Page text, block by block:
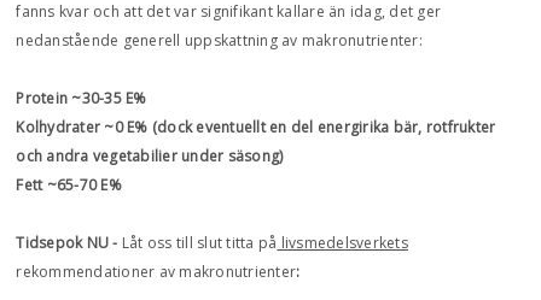
fanns kvar och att det var signifikant kallare än idag, det ger
nedanstående generell uppskattning av makronutrienter:
Protein ~30-35 E%
Kolhydrater ~0 E% (dock eventuellt en del energirika bär, rotfrukter
och andra vegetabilier under säsong)
Fett ~65-70 E%
Tidsepok NU - Låt oss till slut titta på livsmedelsverkets
rekommendationer av makronutrienter: